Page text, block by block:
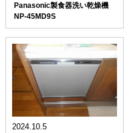
Panasonic製食器洗い乾燥機
NP-45MD9S
2024.10.5